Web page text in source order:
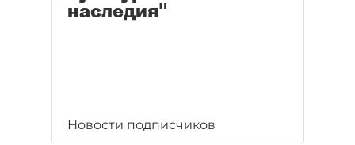
наследия"
Новости подписчиков